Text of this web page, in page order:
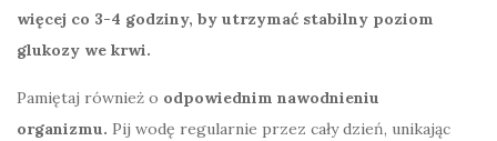
więcej co 3-4 godziny, by utrzymać stabilny poziom
glukozy we krwi.
Pamiętaj również o odpowiednim nawodnieniu
organizmu. Pij wodę regularnie przez cały dzień, unikając